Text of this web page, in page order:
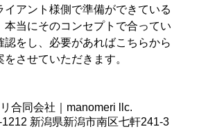
イアント様側で準備ができている
本当にそのコンセプトで合ってい
認をし、必要があればこちらから
をさせていただきます。
合同会社｜manomeri llc.
新潟県新潟市南区七軒241-3